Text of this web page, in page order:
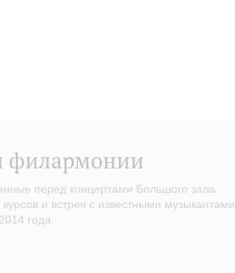
филармонии
перед концертами Большого зала
и встреч с известными музыкантами,
года.